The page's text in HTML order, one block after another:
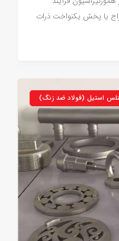
یا پخش یکنواخت ذرات
استیل (فولاد ضد زنگ)